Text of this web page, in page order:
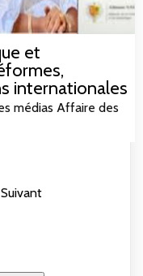
et
internationales
médias Affaire des
Suivant